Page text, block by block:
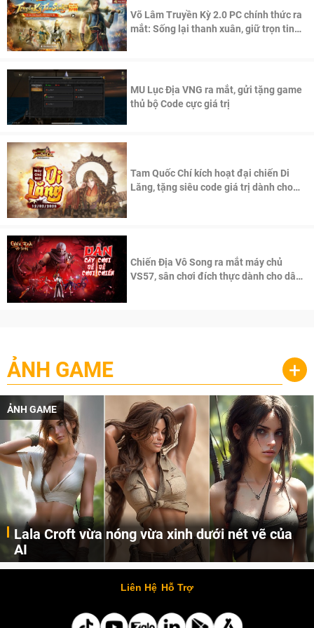
Võ Lâm Truyền Kỳ 2.0 PC chính thức ra
mắt: Sống lại thanh xuân, giữ trọn tinh
MU Lục Địa VNG ra mắt, gửi tặng game
thủ bộ Code cực giá trị
Tam Quốc Chí kích hoạt đại chiến Di
Lăng, tặng siêu code giá trị dành cho
Chiến Địa Vô Song ra mắt máy chủ
VS57, sân chơi đích thực dành cho dân
ẢNH GAME +
ẢNH GAME
Lala Croft vừa nóng vừa xinh dưới nét vẽ của
AI
Cùng đến với những hình ảnh Lala Croft của Tomb Raider dưới nét vẽ của AI. Một cô nàng xinh đẹp, nóng bỏng nhưng cũng rắn rỏi và mạnh mẽ.
Liên Hệ Hỗ Trợ